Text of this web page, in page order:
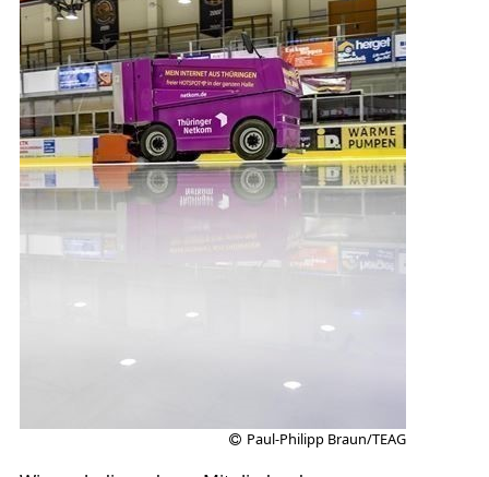
Paul-Philipp Braun/TEAG